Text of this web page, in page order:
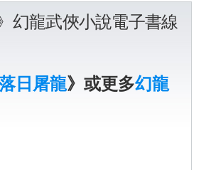
幻龍武俠小說電子書線
日屠龍》或更多幻龍